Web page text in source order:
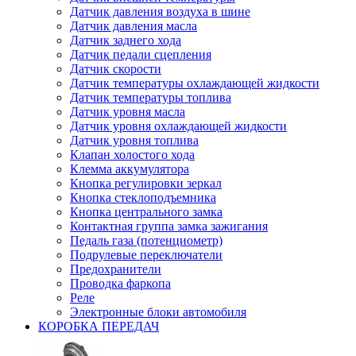
Датчик давления воздуха в шине
Датчик давления масла
Датчик заднего хода
Датчик педали сцепления
Датчик скорости
Датчик температуры охлаждающей жидкости
Датчик температуры топлива
Датчик уровня масла
Датчик уровня охлаждающей жидкости
Датчик уровня топлива
Клапан холостого хода
Клемма аккумулятора
Кнопка регулировки зеркал
Кнопка стеклоподъемника
Кнопка центрального замка
Контактная группа замка зажигания
Педаль газа (потенциометр)
Подрулевые переключатели
Предохранители
Проводка фаркопа
Реле
Электронные блоки автомобиля
КОРОБКА ПЕРЕДАЧ